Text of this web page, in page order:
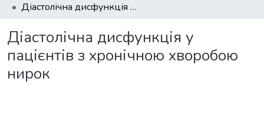
Діастолічна дисфункція у пацієнтів з хронічною хворобою нирок
Діастолічна дисфункція у
пацієнтів з хронічною хворобою
нирок